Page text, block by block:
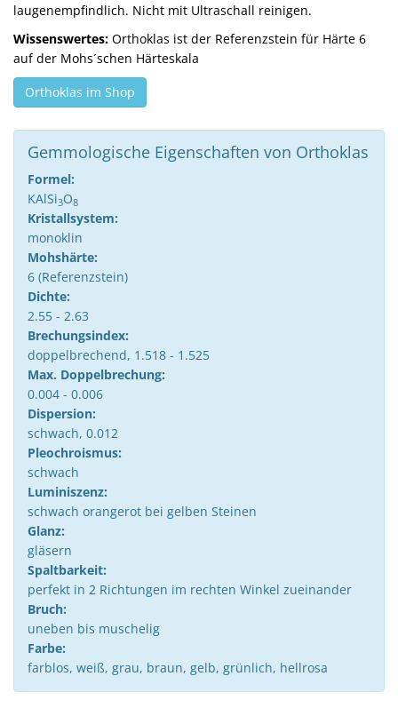
laugenempfindlich. Nicht mit Ultraschall reinigen.
Wissenswertes: Orthoklas ist der Referenzstein für Härte 6
auf der Mohs´schen Härteskala
Orthoklas im Shop
Gemmologische Eigenschaften von Orthoklas
Formel:
KAlSi3O8
Kristallsystem:
monoklin
Mohshärte:
6 (Referenzstein)
Dichte:
2.55 - 2.63
Brechungsindex:
doppelbrechend, 1.518 - 1.525
Max. Doppelbrechung:
0.004 - 0.006
Dispersion:
schwach, 0.012
Pleochroismus:
schwach
Luminiszenz:
schwach orangerot bei gelben Steinen
Glanz:
gläsern
Spaltbarkeit:
perfekt in 2 Richtungen im rechten Winkel zueinander
Bruch:
uneben bis muschelig
Farbe:
farblos, weiß, grau, braun, gelb, grünlich, hellrosa